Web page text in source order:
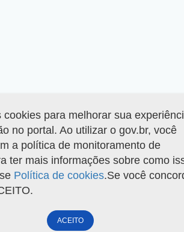
cookies para melhorar sua
no portal. Ao utilizar o gov.br, você
a política de monitoramento de
ter mais informações sobre como
Política de cookies.Se você
ACEITO